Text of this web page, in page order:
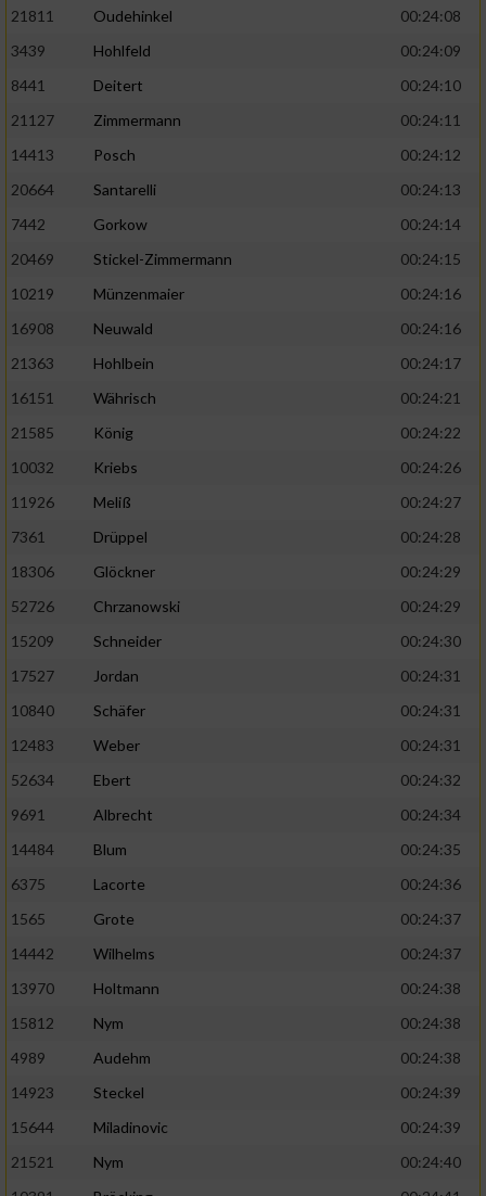
21811 Oudehinkel
00:24:08
3439
Hohlfeld
00:24:09
8441
Deitert
00:24:10
21127
Zimmermann
00:24:11
14413
Posch
00:24:12
20664
Santarelli
00:24:13
7442
Gorkow
00:24:14
20469
Stickel-Zimmermann
00:24:15
10219
Münzenmaier
00:24:16
16908
Neuwald
00:24:16
21363
Hohlbein
00:24:17
16151
Währisch
00:24:21
21585
König
00:24:22
10032
Kriebs
00:24:26
11926
Meliß
00:24:27
7361
Drüppel
00:24:28
18306
Glöckner
00:24:29
52726
Chrzanowski
00:24:29
15209
Schneider
00:24:30
17527
Jordan
00:24:31
10840
Schäfer
00:24:31
12483
Weber
00:24:31
52634
Ebert
00:24:32
9691
Albrecht
00:24:34
14484
Blum
00:24:35
6375
Lacorte
00:24:36
1565
Grote
00:24:37
14442
Wilhelms
00:24:37
13970
Holtmann
00:24:38
15812
Nym
00:24:38
4989
Audehm
00:24:38
14923
Steckel
00:24:39
15644
Miladinovic
00:24:39
21521
Nym
00:24:40